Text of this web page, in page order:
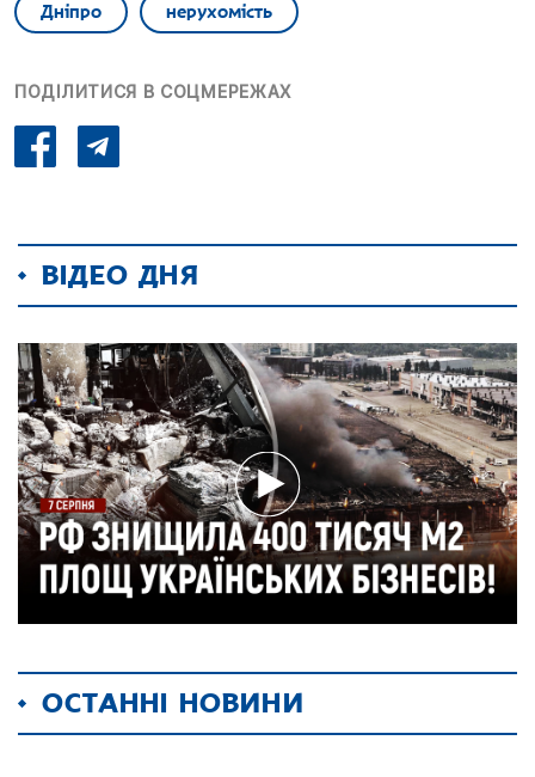
Дніпро нерухомість
ПОДІЛИТИСЯ В СОЦМЕРЕЖАХ
ВІДЕО ДНЯ
ОСТАННІ НОВИНИ